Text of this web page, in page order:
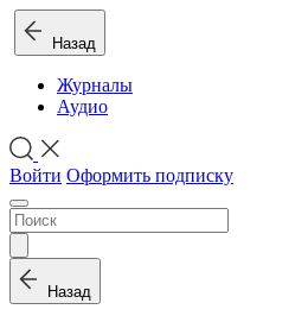
Назад
Журналы
Аудио
Войти Оформить подписку
Назад